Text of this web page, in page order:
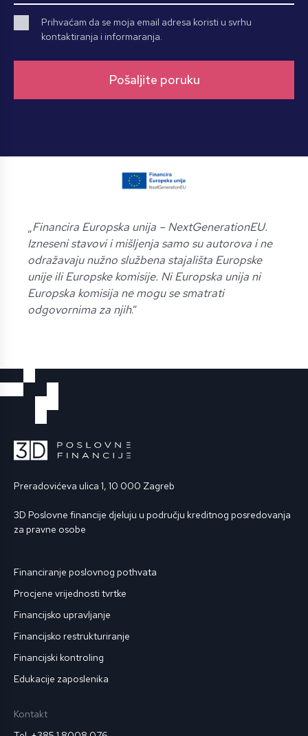
Prihvaćam da se moja email adresa koristi u svrhu
kontaktiranja i informaranja.
„Financira Europska unija – NextGenerationEU.
Izneseni stavovi i mišljenja samo su autorova i ne
odražavaju nužno službena stajališta Europske
unije ili Europske komisije. Ni Europska unija ni
Europska komisija ne mogu se smatrati
odgovornima za njih.”
Preradovićeva ulica 1, 10 000 Zagreb
3D Poslovne financije djeluju u području kreditnog posredovanja
za pravne osobe
Financiranje poslovnog pothvata
Procjene vrijednosti tvrtke
Financijsko upravljanje
Financijsko restrukturiranje
Financijski kontroling
Edukacije zaposlenika
Kontakt